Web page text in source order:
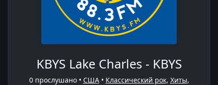
KBYS Lake Charles - KBYS
0прослушано • США• Классический рок, Хиты,